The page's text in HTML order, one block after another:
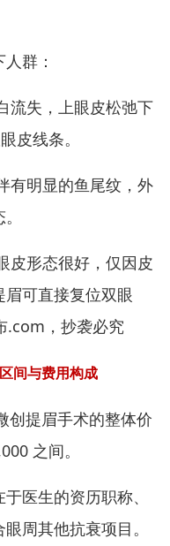
群：
流失，上眼皮松弛下
皮线条。
有明显的鱼尾纹，外
皮形态很好，仅因皮
可直接复位双眼
，抄袭必究
间与费用构成
创提眉手术的整体价
之间。
医生的资历职称、
周其他抗衰项目。